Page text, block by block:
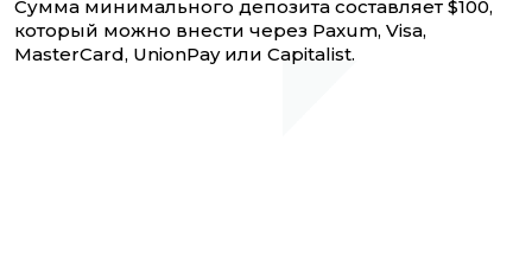
Сумма минимального депозита составляет $100,
который можно внести через Paxum, Visa,
MasterCard, UnionPay или Capitalist.